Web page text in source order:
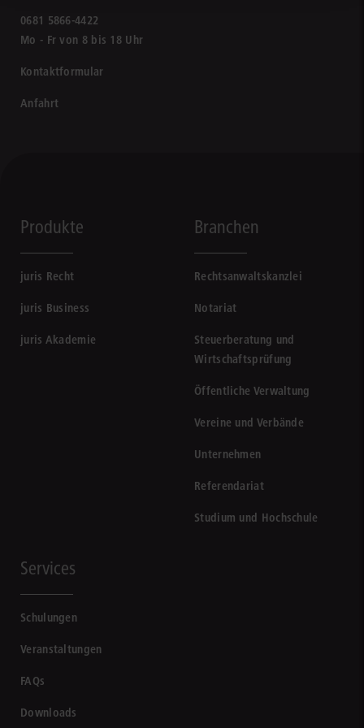
0681 5866-4422
Mo - Fr von 8 bis 18 Uhr
Kontaktformular
Anfahrt
Produkte
juris Recht
juris Business
juris Akademie
Branchen
Rechtsanwaltskanzlei
Notariat
Steuerberatung und
Wirtschaftsprüfung
Öffentliche Verwaltung
Vereine und Verbände
Unternehmen
Referendariat
Studium und Hochschule
Services
Schulungen
Veranstaltungen
FAQs
Downloads